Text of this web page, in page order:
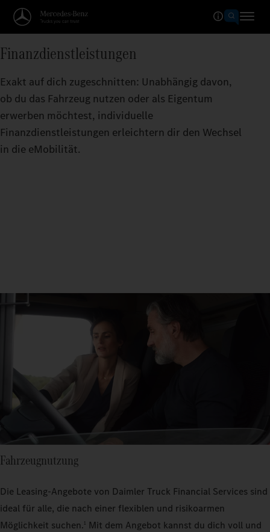
Finanzdienstleistungen
Exakt auf dich zugeschnitten: Unabhängig davon,
ob du das Fahrzeug nutzen oder als Eigentum
erwerben möchtest, individuelle
Finanzdienstleistungen erleichtern dir den Wechsel
in die eMobilität.
Fahrzeugnutzung
Die Leasing-Angebote von Daimler Truck Financial Services sind
ideal für alle, die nach einer flexiblen und risikoarmen
Möglichkeit suchen.1 Mit dem Angebot kannst du dich voll und